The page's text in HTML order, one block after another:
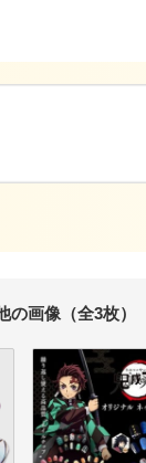
の画像（全3枚）